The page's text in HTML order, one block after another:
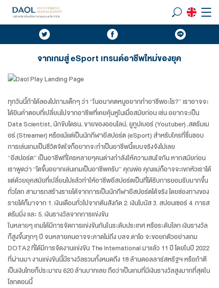
จากเกมสู่ eSport เทรนด์อาชีพใหม่ของยุค
ทุกวันนี้ถ้าได้ลองไปถามเด็กๆ ว่า “ในอนาคตหนูอยากทำอาชีพอะไร?” เราอาจจะ
ได้ยินคำตอบที่เปลี่ยนไปจากอาชีพที่เคยคุ้นหูในเมื่อสมัยก่อน เช่น อยากจะเป็น
Data Scientist, นักขับโดรน, ขายของออนไลน์, ยูทูปเบอร์ (Youtuber) ,สตรีมเม
อร์ (Streamer) หรือแม้แต่เป็นนักกีฬาอีสปอร์ต (eSport) สำหรับใครที่ชื่นชอบ
การเล่นเกมเป็นชีวิตจิตใจก็อยากจะทำเป็นอาชีพนี้แบบจริงจังไปเลย
“อีสปอร์ต” เป็นอาชีพที่ใครหลายๆคนต่างกำลังให้ความสนใจกัน หากสมัยก่อน
เราพูดว่า “โตขึ้นอยากเล่นเกมเป็นอาชีพครับ” คุณพ่อ คุณแม่ก็อาจจะเขกหัวเราได้
แต่ด้วยยุคสมัยที่เปลี่ยนไปแล้วทำให้อาชีพอีสปอร์ตเป็นที่ได้รับการยอมรับมากขึ้น
ทั่วโลก สามารถสร้างรายได้จากการเป็นนักกีฬาอีสปอร์ตได้จริง โดยช่องทางของ
รายได้ก็มาจาก 1. เงินเดือนทั่วไปจากต้นสังกัด 2. เงินโบนัส 3. สปอนเซอร์ 4. การส
ตรีมมิ่ง และ 5. เงินรางวัลจากการแข่งขัน
ในหลายๆ เกมได้มีการจัดการแข่งขันกันในระดับประเทศ หรือระดับโลก เงินรางวัล
ก็สูงขึ้นทุกๆ ปี จนหลายคนอาจจะคาดไม่ถึง บลจ.ดาโอ จะขอยกตัวอย่างเกม
DOTA2 ที่ได้มีการจัดงานแข่งขัน The International มาแล้ว 11 ปี โดยในปี 2022
ที่ผ่านมา งานแข่งขันนี้มีรางวัลรวมทั้งหมดถึง 18 ล้านดอลลาร์สหรัฐฯ หรือถ้าตี
เป็นเงินไทยก็ประมาณ 620 ล้านบาทเลย ถือว่าเป็นเกมที่มีเงินรางวัลสูงมากที่สุดใน
โลกตอนนี้